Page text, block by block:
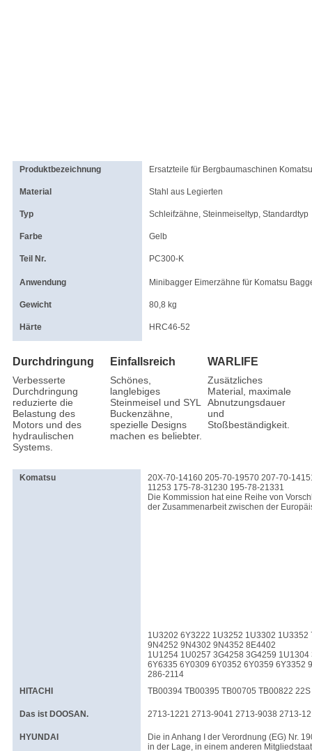
Produktbezeichnung Ersatzteile für Bergbaumaschinen
Material Stahl aus Legierten
Typ Schleifzähne, Steinmeiseltyp, Standardtyp
Farbe Gelb
Teil Nr. PC300-K
Anwendung Minibagger Eimerzähne für Komatsu
Gewicht 80,8 kg
Härte HRC46-52
Durchdringung
Verbesserte
Durchdringung
reduzierte die
Belastung des
Motors und des
hydraulischen
Systems.
Einfallsreich
Schönes,
langlebiges
Steinmeisel und SYL
Buckenzähne,
spezielle Designs
machen es beliebter.
WARLIFE
Zusätzliches
Material, maximale
Abnutzungsdauer
und
Stoßbeständigkeit.
Komatsu
20X-70-14160 205-70-19570 207-70-
11253 175-78-31230 195-78-21331
Die Kommission hat eine Reihe von
der Zusammenarbeit zwischen der
1U3202 6Y3222 1U3252 1U3302
9N4252 9N4302 9N4352 8E4402
1U1254 1U0257 3G4258 3G4259
6Y6335 6Y0309 6Y0352 6Y0359 6Y3352
286-2114
HITACHI
TB00394 TB00395 TB00705 TB00822
Das ist DOOSAN. 2713-1221 2713-9041 2713-9038 2713-
HYUNDAI
Die in Anhang I der Verordnung (EG) Nr.
in der Lage, in einem anderen